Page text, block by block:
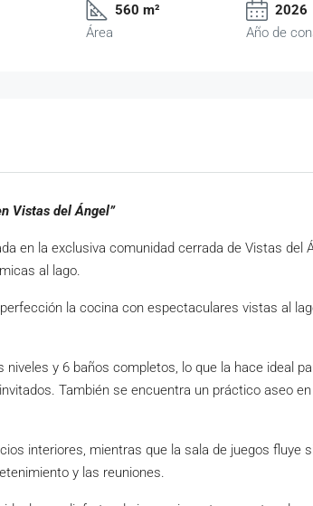
560 m²
Área
2026
Año de
Vistas del Ángel”
en la exclusiva comunidad cerrada de Vistas del
al lago.
la cocina con espectaculares vistas al
y 6 baños completos, lo que la hace ideal
También se encuentra un práctico aseo
interiores, mientras que la sala de juegos fluye
y las reuniones.